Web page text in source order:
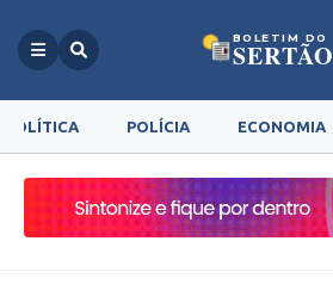
BOLETIM DO
SERTÃO
POLÍTICA POLÍCIA ECONOMIA